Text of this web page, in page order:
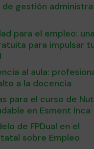
de gestión
para el empleo: una
para impulsar
al aula:
a la docencia
para el curso de
en Esment Inca
de FPDual en el
sobre Empleo